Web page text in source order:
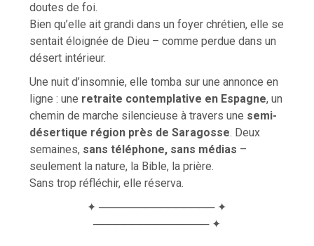
doutes de foi.
Bien qu’elle ait grandi dans un foyer chrétien, elle se
sentait éloignée de Dieu – comme perdue dans un
désert intérieur.
Une nuit d’insomnie, elle tomba sur une annonce en
ligne : une retraite contemplative en Espagne, un
chemin de marche silencieuse à travers une semi-
désertique région près de Saragosse. Deux
semaines, sans téléphone, sans médias –
seulement la nature, la Bible, la prière.
Sans trop réfléchir, elle réserva.
✦ ─────────────── ✦
─────────────── ✦